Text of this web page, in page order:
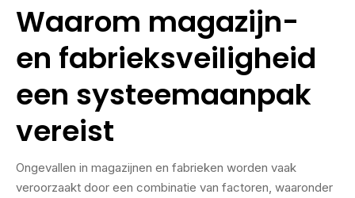
Waarom magazijn-
en fabrieksveiligheid
een systeemaanpak
vereist
Ongevallen in magazijnen en fabrieken worden vaak
veroorzaakt door een combinatie van factoren, waaronder